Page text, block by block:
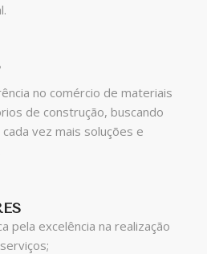
no comércio de materiais
de construção, buscando
vez mais soluções e
pela excelência na realização